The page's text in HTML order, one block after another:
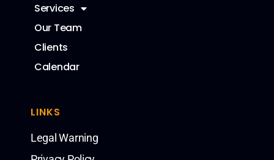
Services
Our Team
Clients
Calendar
LINKS
Legal Warning